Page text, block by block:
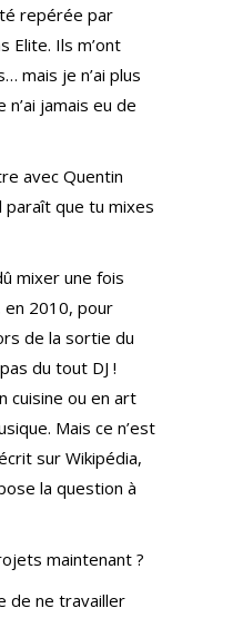
repérée par
Elite. Ils m’ont
mais je n’ai plus
n’ai jamais eu de
avec Quentin
que tu mixes
mixer une fois
en 2010, pour
de la sortie du
du tout DJ !
cuisine ou en art
Mais ce n’est
sur Wikipédia,
la question à
maintenant ?
de ne travailler